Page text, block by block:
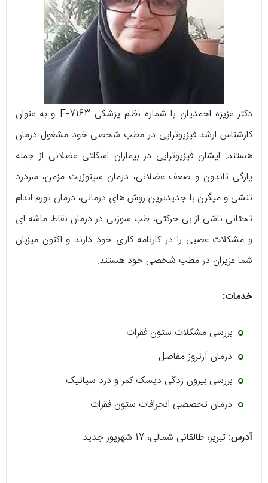
دکتر عزیزه احمدیان با شماره نظام پزشکی F-7163 و به عنوان
کارشناس ارشد فیزیوتراپی در مطب شخصی خود مشغول درمان
هستند. ایشان فیزیوتراپی در بیماران اسکلتی عضلانی از جمله
پارگی تاندون و ضعف عضلانی، درمان سینوزیت مزمن، سردرد
تنشی و میگرن با جدیدترین روش های درمانی، درمان تورم اندام
تحتانی ناشی از بی حرکتی، طب سوزنی در درمان نقاط ماشه ای
و مشکلات عصبی را در کارنامه کاری خود دارند و اکنون میزبان
شما عزیزان در مطب شخصی خود هستند.
خدمات:
بررسی مشکلات ستون فقرات
درمان آرتروز مفاصل
بررسی بیرون زدگی دیسک کمر و درد سیاتیک
درمان تخصصی انحرافات ستون فقرات
آدرس: تبریز، طالقانی شمالی، 17 شهریور جدید